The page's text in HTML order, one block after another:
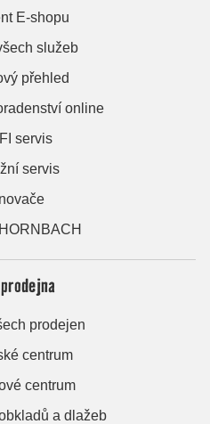
E-shopu
služeb
přehled
online
servis
servis
prodejen
centrum
centrum
a dlažeb